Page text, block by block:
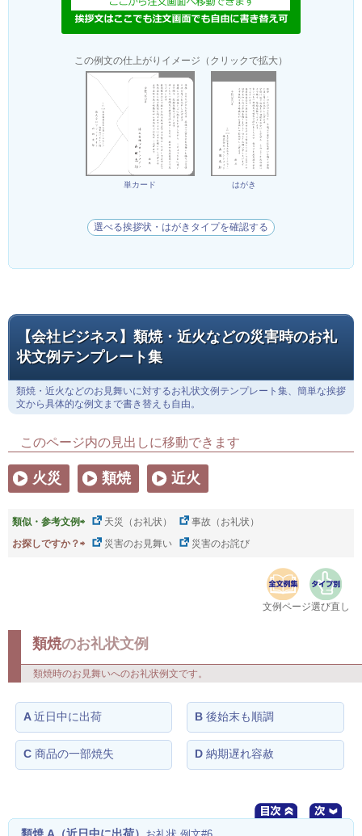
この例文の仕上がりイメージ（クリックで拡大）
単カード はがき
選べる挨拶状・はがきタイプを確認する
【会社ビジネス】類焼・近火などの災害時のお礼
状文例テンプレート集
類焼・近火などのお見舞いに対するお礼状文例テンプレート集、簡単な挨拶
文から具体的な例文まで書き替えも自由。
このページ内の見出しに移動できます
火災 類焼 近火
類似・参考文例⇨ 天災（お礼状）
事故（お礼状）
お探しですか？⇨
災害のお見舞い 災害のお詫び
文例ページ選び直し
類焼のお礼状文例
類焼時のお見舞いへのお礼状例文です。
A近日中に出荷 B 後始末も順調
C 商品の一部焼失 D 納期遅れ容赦
類焼 A（近日中に出荷）